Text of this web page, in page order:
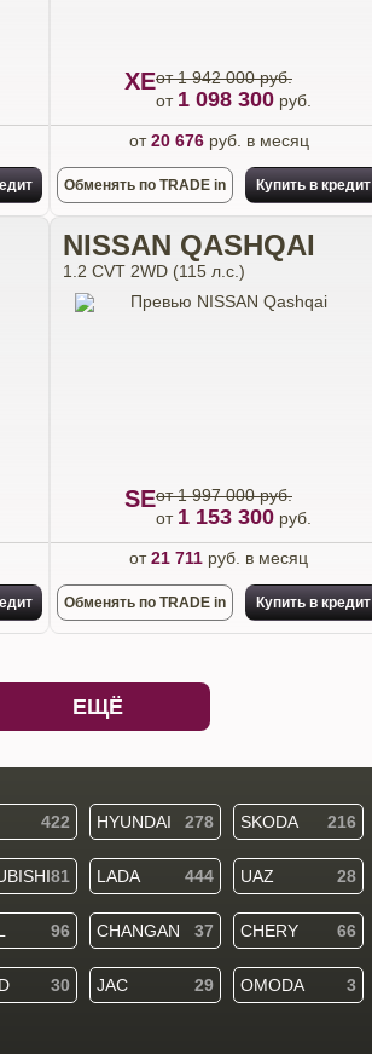
XEот 1 942 000 руб.
от 1 098 300 руб.
от20 676руб. в месяц
Обменять по TRADE in Купить в кредит
NISSAN QASHQAI
1.2 CVT 2WD (115 л.с.)
SEот 1 997 000 руб.
от 1 153 300 руб.
от21 711 руб. в месяц
Обменять по TRADE in Купить в кредит
ЕЩЁ
422 HYUNDAI 278 SKODA 216
81 LADA 444 UAZ 28
96 CHANGAN 37 CHERY 66
30 JAC 29 OMODA 3